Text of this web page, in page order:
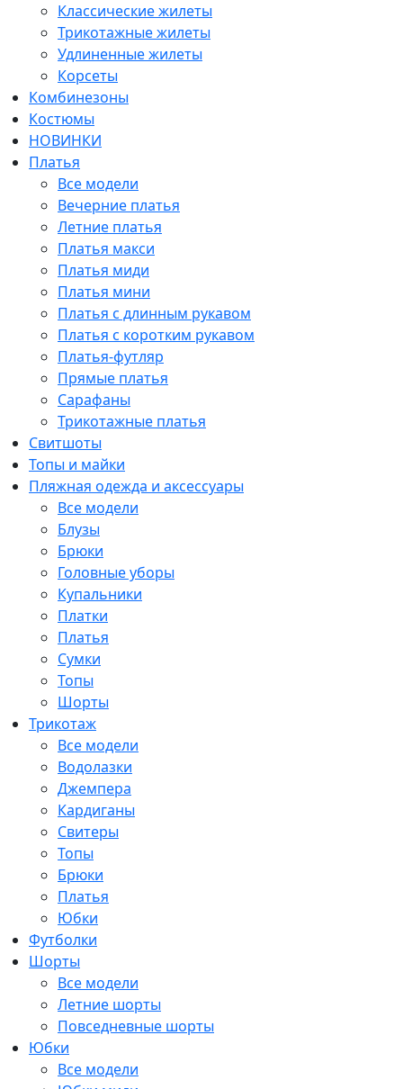
Классические жилеты
Трикотажные жилеты
Удлиненные жилеты
Корсеты
Комбинезоны
Костюмы
НОВИНКИ
Платья
Все модели
Вечерние платья
Летние платья
Платья макси
Платья миди
Платья мини
Платья с длинным рукавом
Платья с коротким рукавом
Платья-футляр
Прямые платья
Сарафаны
Трикотажные платья
Свитшоты
Топы и майки
Пляжная одежда и аксессуары
Все модели
Блузы
Брюки
Головные уборы
Купальники
Платки
Платья
Сумки
Топы
Шорты
Трикотаж
Все модели
Водолазки
Джемпера
Кардиганы
Свитеры
Топы
Брюки
Платья
Юбки
Футболки
Шорты
Все модели
Летние шорты
Повседневные шорты
Юбки
Все модели